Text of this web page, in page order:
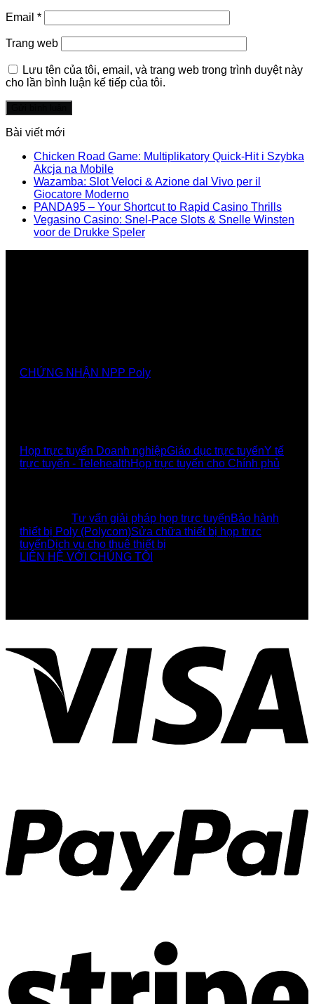
Email *
Trang web
Lưu tên của tôi, email, và trang web trong trình duyệt này
cho lần bình luận kế tiếp của tôi.
Bài viết mới
Chicken Road Game: Multiplikatory Quick‑Hit i Szybka
Akcja na Mobile
Wazamba: Slot Veloci & Azione dal Vivo per il
Giocatore Moderno
PANDA95 – Your Shortcut to Rapid Casino Thrills
Vegasino Casino: Snel‑Pace Slots & Snelle Winsten
voor de Drukke Speler
CHỨNG NHẬN NPP Poly
Họp trực tuyến Doanh nghiệpGiáo dục trực tuyếnY tế
trực tuyến - TelehealthHọp trực tuyến cho Chính phủ
Tư vấn giải pháp họp trực tuyếnBảo hành
thiết bị Poly (Polycom)Sửa chữa thiết bị họp trực
tuyếnDịch vụ cho thuê thiết bị
LIÊN HỆ VỚI CHÚNG TÔI